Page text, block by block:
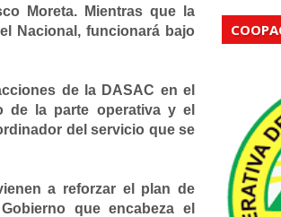
Moreta. Mientras que la
Nacional, funcionará bajo
de la DASAC en el
de la parte operativa y el
del servicio que se
a reforzar el plan de
que encabeza el